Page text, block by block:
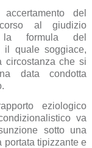
del
al giudizio
la formula del
il quale soggiace,
circostanza che si
data condotta
eziologico
va
sotto una
portata tipizzante e